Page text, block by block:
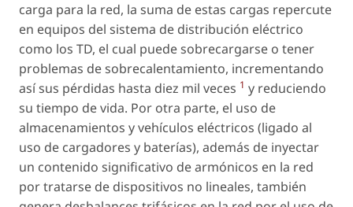
carga para la red, la suma de estas cargas repercute
en equipos del sistema de distribución eléctrico
como los TD, el cual puede sobrecargarse o tener
problemas de sobrecalentamiento, incrementando
así sus pérdidas hasta diez mil veces 1 y reduciendo
su tiempo de vida. Por otra parte, el uso de
almacenamientos y vehículos eléctricos (ligado al
uso de cargadores y baterías), además de inyectar
un contenido significativo de armónicos en la red
por tratarse de dispositivos no lineales, también